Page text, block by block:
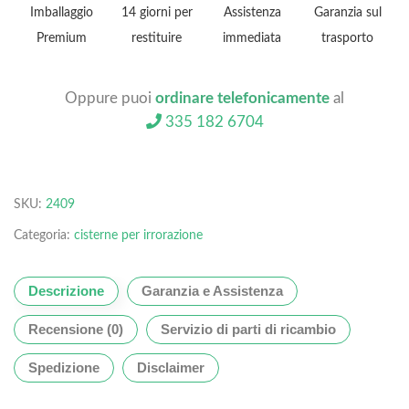
Imballaggio
Premium
14 giorni per
restituire
Assistenza
immediata
Garanzia sul
trasporto
Oppure puoi ordinare telefonicamente al
335 182 6704
SKU: 2409
Categoria: cisterne per irrorazione
Descrizione Garanzia e Assistenza
Recensione (0) Servizio di parti di ricambio
Spedizione Disclaimer